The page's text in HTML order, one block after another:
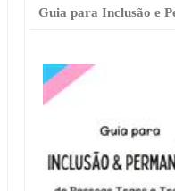
Guia para Inclusão e